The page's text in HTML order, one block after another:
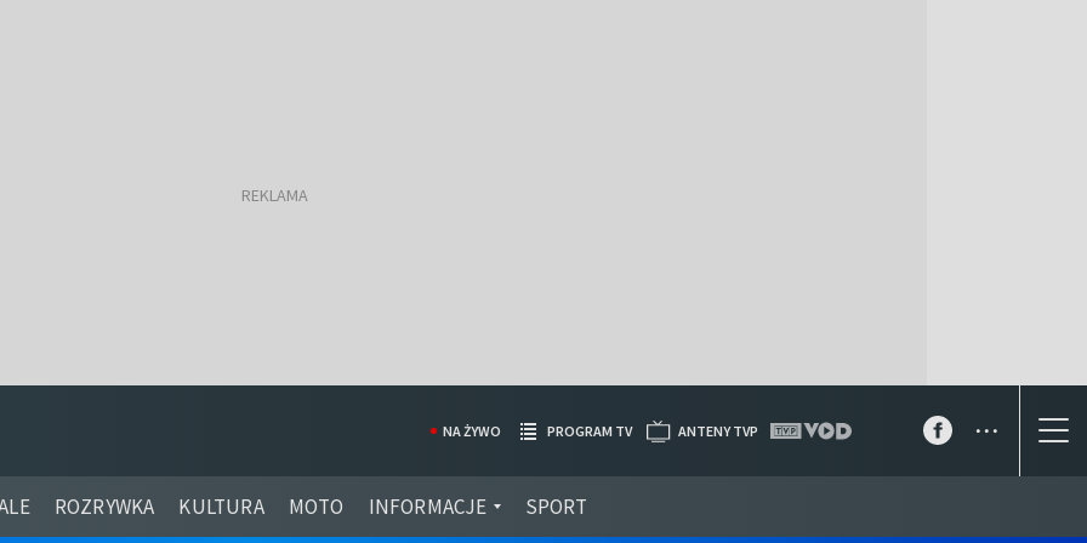
ROZRYWKA KULTURA MOTO INFORMACJE SPORT
NA ŻYWO PROGRAM TV ANTENY TVP ...